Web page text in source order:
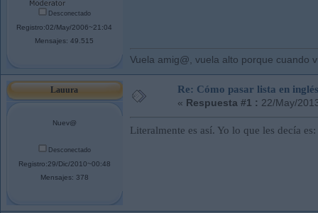
Desconectado
Registro:02/May/2006~21:04
Mensajes: 49.515
Vuela amig@, vuela alto porque cuando
Lauura
Nuev@
Desconectado
Registro:29/Dic/2010~00:48
Mensajes: 378
Re: Cómo pasar lista en
« Respuesta #1 : 22/May/
Literalmente es así. Yo lo que les decía